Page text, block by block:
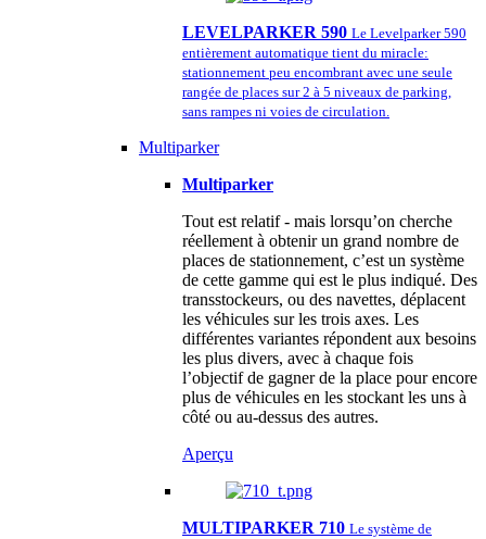
LEVELPARKER 590 Le Levelparker 590
entièrement automatique tient du miracle:
stationnement peu encombrant avec une seule
rangée de places sur 2 à 5 niveaux de parking,
sans rampes ni voies de circulation.
Multiparker
Multiparker
Tout est relatif - mais lorsqu’on cherche
réellement à obtenir un grand nombre de
places de stationnement, c’est un système
de cette gamme qui est le plus indiqué. Des
transstockeurs, ou des navettes, déplacent
les véhicules sur les trois axes. Les
différentes variantes répondent aux besoins
les plus divers, avec à chaque fois
l’objectif de gagner de la place pour encore
plus de véhicules en les stockant les uns à
côté ou au-dessus des autres.
Aperçu
MULTIPARKER 710 Le système de